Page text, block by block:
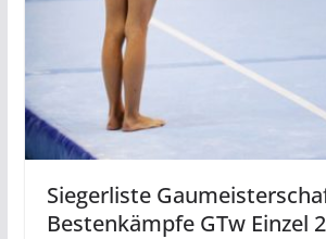
Siegerliste
Bestenkämpfe GTw Einzel